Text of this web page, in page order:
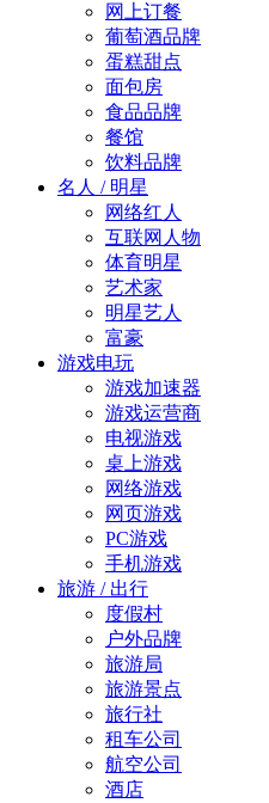
网上订餐
葡萄酒品牌
蛋糕甜点
面包房
食品品牌
餐馆
饮料品牌
名人 / 明星
网络红人
互联网人物
体育明星
艺术家
明星艺人
富豪
游戏电玩
游戏加速器
游戏运营商
电视游戏
桌上游戏
网络游戏
网页游戏
PC游戏
手机游戏
旅游 / 出行
度假村
户外品牌
旅游局
旅游景点
旅行社
租车公司
航空公司
酒店